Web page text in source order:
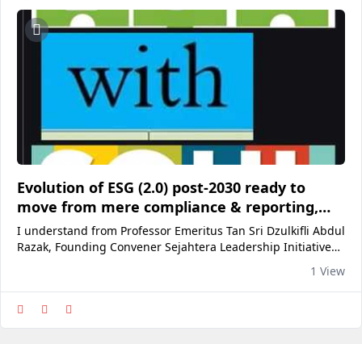
Evolution of ESG (2.0) post-2030 ready to
move from mere compliance & reporting,
towards the real-world implementations
I understand from Professor Emeritus Tan Sri Dzulkifli Abdul
Razak, Founding Convener Sejahtera Leadership Initiative
1 View